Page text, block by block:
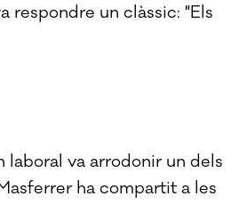
respondre un clàssic: "Els
laboral va arrodonir un dels
ha compartit a les